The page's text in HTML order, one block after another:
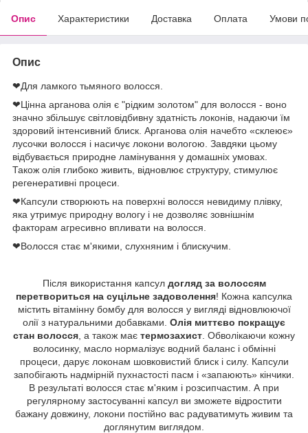
Опис Характеристики Доставка Оплата Умови
Опис
❤Для ламкого тьмяного волосся.
❤Цінна арганова олія є "рідким золотом" для волосся - воно
значно збільшує світловідбивну здатність локонів, надаючи їм
здоровий інтенсивний блиск. Арганова олія начебто «склеює»
лусочки волосся і насичує локони вологою. Завдяки цьому
відбувається природне ламінування у домашніх умовах.
Також олія глибоко живить, відновлює структуру, стимулює
регенеративні процеси.
❤Капсули створюють на поверхні волосся невидиму плівку,
яка утримує природну вологу і не дозволяє зовнішнім
факторам агресивно впливати на волосся.
❤Волосся стає м'якими, слухняним і блискучим.
Після використання капсул догляд за волоссям
перетвориться на суцільне задоволення! Кожна капсулка
містить вітамінну бомбу для волосся у вигляді відновлюючої
олії з натуральними добавками. Олія миттєво покращує
стан волосся , а також має термозахист . Обволікаючи кожну
волосинку, масло нормалізує водний баланс і обмінні
процеси, дарує локонам шовковистий блиск і силу. Капсули
запобігають надмірній пухнастості пасм і «запаюють» кінчики.
В результаті волосся стає м'яким і розсипчастим. А при
регулярному застосуванні капсул ви зможете відростити
бажану довжину, локони постійно вас радуватимуть живим та
доглянутим виглядом.